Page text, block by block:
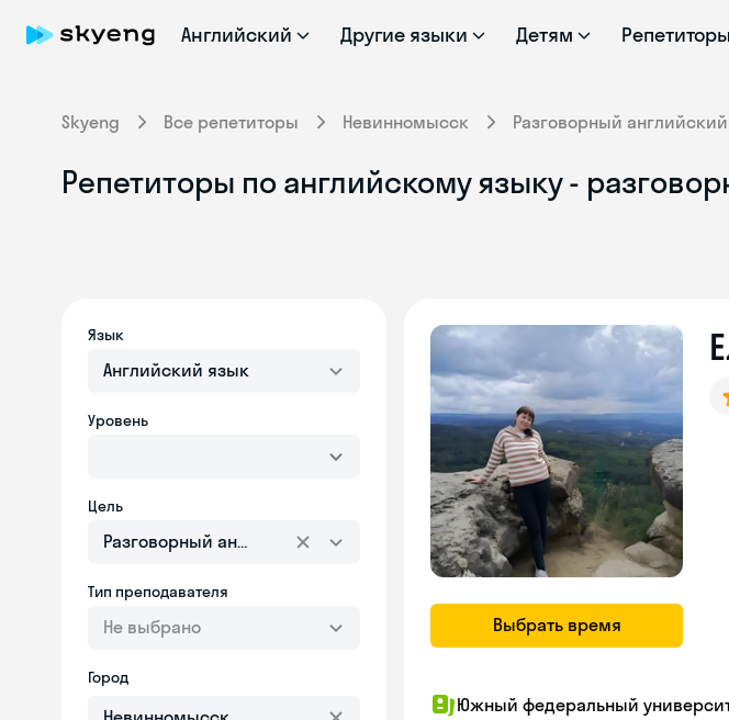
Английский Другие языки Детям Репетиторы
Skyeng Все репетиторы Невинномысск Разговорный английский
Репетиторы по английскому языку -
Язык
Английский язык
Уровень
Цель
Разговорный английский
Тип преподавателя
Не выбрано
Город
Выбрать время
Южный федеральный